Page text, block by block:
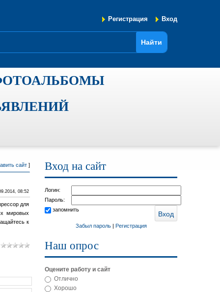
Регистрация Вход
сайт ]
08:52
для
мировых
к
Вход на сайт
Логин:
Пароль:
запомнить
Забыл пароль| Регистрация
Наш опрос
Оцените работу и сайт
Отлично
Хорошо